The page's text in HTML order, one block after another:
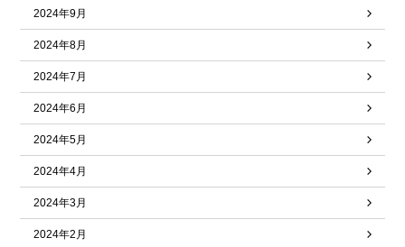
2024年9月
2024年8月
2024年7月
2024年6月
2024年5月
2024年4月
2024年3月
2024年2月